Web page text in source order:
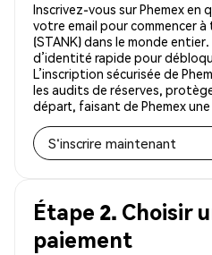
Inscrivez-vous sur Phemex en
votre email pour commencer à
(STANK) dans le monde
d’identité rapide pour
L’inscription sécurisée de
les audits de réserves,
départ, faisant de Phemex
S'inscrire maintenant
Étape 2. Choisir
paiement